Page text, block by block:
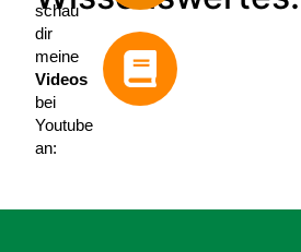
schau
dir
meine
Videos
bei
Youtube
an: